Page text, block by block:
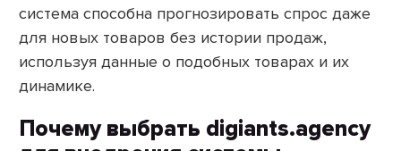
система способна прогнозировать спрос даже
для новых товаров без истории продаж,
используя данные о подобных товарах и их
динамике.
Почему выбрать digiants.agency